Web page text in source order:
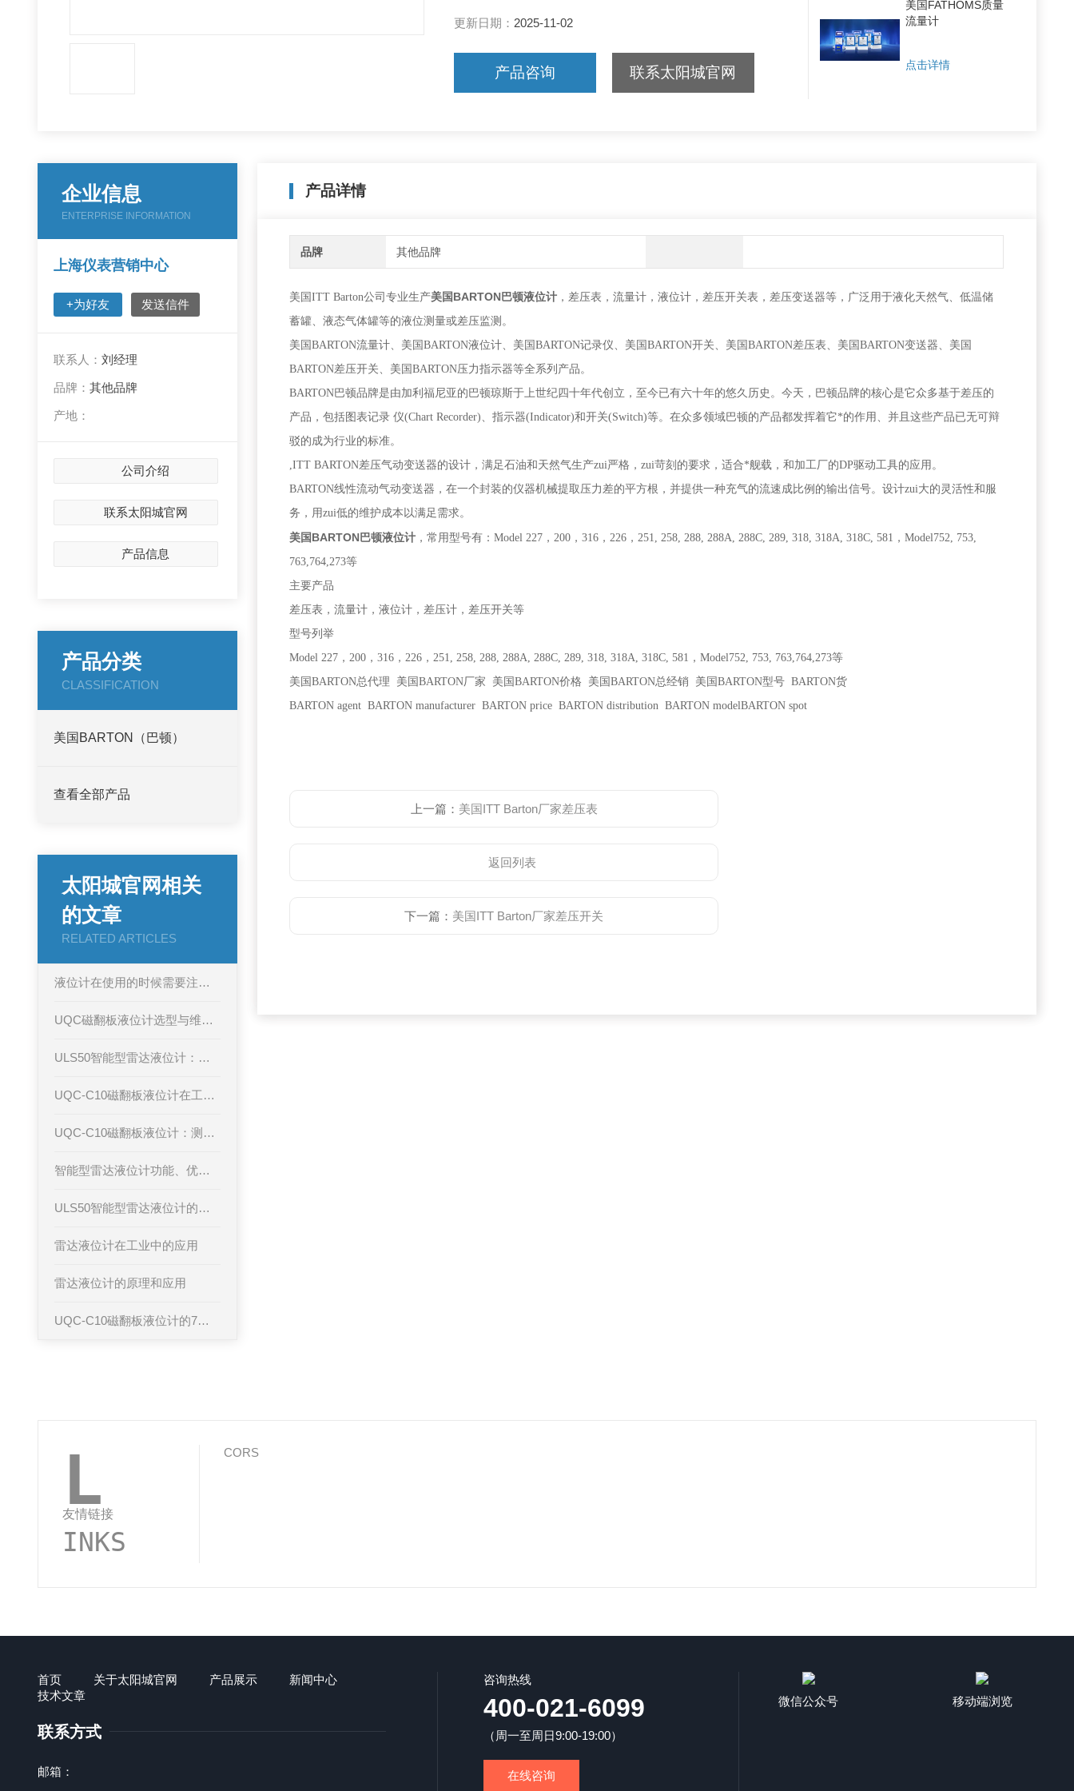
更新日期： 2025-11-02
产品咨询 联系太阳城官网
美国FATHOMS质量
流量计
点击详情
产品详情
品牌 其他品牌
美国ITT Barton公司专业生产美国BARTON巴顿液位计 ， 差压表，流量计，液位计，差压开关表，差压变送器等，广泛用于液化天然气、低温储
蓄罐、液态气体罐等的液位测量或差压监测。
美国BARTON流量计、美国BARTON液位计、美国BARTON记录仪、美国BARTON开关、美国BARTON差压表、美国BARTON变送器、美国
BARTON差压开关、美国BARTON压力指示器等全系列产品。
BARTON巴顿品牌是由加利福尼亚的巴顿琼斯于上世纪四十年代创立，至今已有六十年的悠久历史。今天，巴顿品牌的核心是它众多基于差压的
产品，包括图表记录 仪(Chart Recorder)、指示器(Indicator)和开关(Switch)等。在众多领域巴顿的产品都发挥着它*的作用、并且这些产品已无可辩
驳的成为行业的标准。
,ITT BARTON差压气动变送器的设计，满足石油和天然气生产zui严格，zui苛刻的要求，适合*舰载，和加工厂的DP驱动工具的应用。
BARTON线性流动气动变送器，在一个封装的仪器机械提取压力差的平方根，并提供一种充气的流速成比例的输出信号。设计zui大的灵活性和服
务，用zui低的维护成本以满足需求。
美国BARTON巴顿液位计 ，常用型号有：Model 227，200，316，226，251, 258, 288, 288A, 288C, 289, 318, 318A, 318C, 581，Model752, 753,
763,764,273等
主要产品
差压表，流量计，液位计，差压计，差压开关等
型号列举
Model 227，200，316，226，251, 258, 288, 288A, 288C, 289, 318, 318A, 318C, 581，Model752, 753, 763,764,273等
美国BARTON总代理 美国BARTON厂家 美国BARTON价格 美国BARTON总经销 美国BARTON型号 BARTON货
BARTON agent BARTON manufacturer BARTON price BARTON distribution BARTON modelBARTON spot
上一篇： 美国ITT Barton厂家差压表
返回列表
下一篇： 美国ITT Barton厂家差压开关
企业信息
ENTERPRISE INFORMATION
上海仪表营销中心
+为好友 发送信件
联系人：刘经理
品牌：其他品牌
产地：
公司介绍
联系太阳城官网
产品信息
产品分类
CLASSIFICATION
美国BARTON（巴顿）
查看全部产品
太阳城官网相关
的文章
RELATED ARTICLES
液位计在使用的时候需要注意的5个事项
UQC磁翻板液位计选型与维护指南
ULS50智能型雷达液位计：准确测量，稳定可靠
UQC-C10磁翻板液位计在工业应用中发挥重要作用
UQC-C10磁翻板液位计：测量液体高度的工业利器
智能型雷达液位计功能、优势和应用领域
ULS50智能型雷达液位计的工作原理及其在不同领域中的应用
雷达液位计在工业中的应用
雷达液位计的原理和应用
UQC-C10磁翻板液位计的7个使用注意事项
L
友情链接
INKS
CORS
首页 关于太阳城官网 产品展示
新闻中心
技术文章
联系方式
邮箱：
咨询热线
400-021-6099
（周一至周日9:00-19:00）
在线咨询
微信公众号 移动端浏览